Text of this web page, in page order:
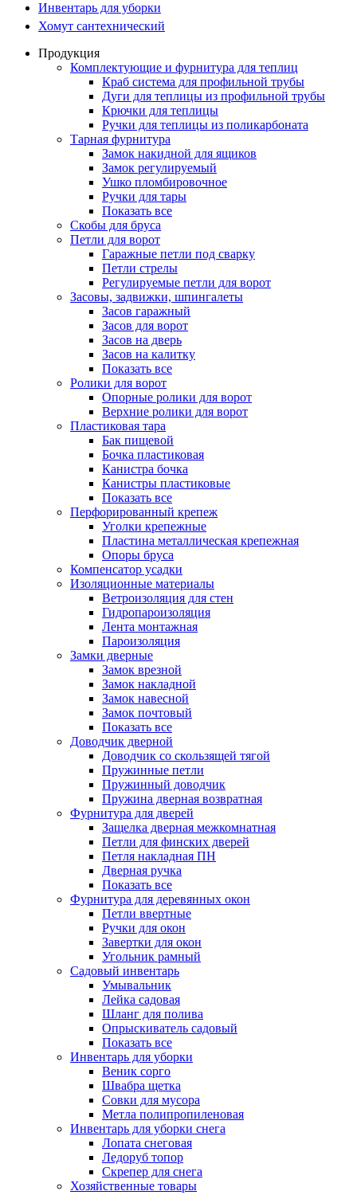
Инвентарь для уборки
Хомут сантехнический
Продукция
Комплектующие и фурнитура для теплиц
Краб система для профильной трубы
Дуги для теплицы из профильной трубы
Крючки для теплицы
Ручки для теплицы из поликарбоната
Тарная фурнитура
Замок накидной для ящиков
Замок регулируемый
Ушко пломбировочное
Ручки для тары
Показать все
Скобы для бруса
Петли для ворот
Гаражные петли под сварку
Петли стрелы
Регулируемые петли для ворот
Засовы, задвижки, шпингалеты
Засов гаражный
Засов для ворот
Засов на дверь
Засов на калитку
Показать все
Ролики для ворот
Опорные ролики для ворот
Верхние ролики для ворот
Пластиковая тара
Бак пищевой
Бочка пластиковая
Канистра бочка
Канистры пластиковые
Показать все
Перфорированный крепеж
Уголки крепежные
Пластина металлическая крепежная
Опоры бруса
Компенсатор усадки
Изоляционные материалы
Ветроизоляция для стен
Гидропароизоляция
Лента монтажная
Пароизоляция
Замки дверные
Замок врезной
Замок накладной
Замок навесной
Замок почтовый
Показать все
Доводчик дверной
Доводчик со скользящей тягой
Пружинные петли
Пружинный доводчик
Пружина дверная возвратная
Фурнитура для дверей
Защелка дверная межкомнатная
Петли для финских дверей
Петля накладная ПН
Дверная ручка
Показать все
Фурнитура для деревянных окон
Петли ввертные
Ручки для окон
Завертки для окон
Угольник рамный
Садовый инвентарь
Умывальник
Лейка садовая
Шланг для полива
Опрыскиватель садовый
Показать все
Инвентарь для уборки
Веник сорго
Швабра щетка
Совки для мусора
Метла полипропиленовая
Инвентарь для уборки снега
Лопата снеговая
Ледоруб топор
Скрепер для снега
Хозяйственные товары